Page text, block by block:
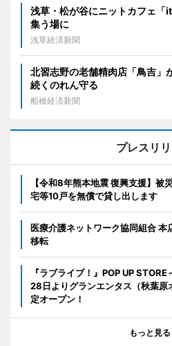
浅草・松が谷にニットカフェ
集う場に
浅草経済新聞
北習志野の老舗精肉店「鳥吉
続くのれん守る
船橋経済新聞
プレスリ
【令和8年熊本地震 復興支援】被
宅等10戸を無償で貸し出します
医療介護ネットワーク協同組合
移転
『ラブライブ！』POP UP
28日よりグランエンタス（秋葉原
定オープン！
もっと見る